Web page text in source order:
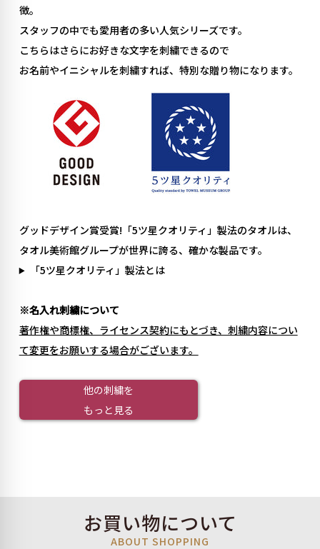
徴。
スタッフの中でも愛用者の多い人気シリーズです。
こちらはさらにお好きな文字を刺繍できるので
お名前やイニシャルを刺繍すれば、特別な贈り物になります。
グッドデザイン賞受賞!「5ツ星クオリティ」製法のタオルは、
タオル美術館グループが世界に誇る、確かな製品です。
「5ツ星クオリティ」製法とは
※名入れ刺繍について
著作権や商標権、ライセンス契約にもとづき、刺繍内容につい
て変更をお願いする場合がございます。
他の刺繍を
もっと見る
お買い物について
ABOUT SHOPPING